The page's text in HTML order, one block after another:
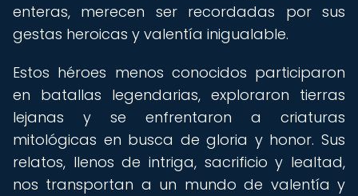
enteras, merecen ser recordadas por sus
gestas heroicas y valentía inigualable.
Estos héroes menos conocidos participaron
en batallas legendarias, exploraron tierras
lejanas y se enfrentaron a criaturas
mitológicas en busca de gloria y honor. Sus
relatos, llenos de intriga, sacrificio y lealtad,
nos transportan a un mundo de valentía y